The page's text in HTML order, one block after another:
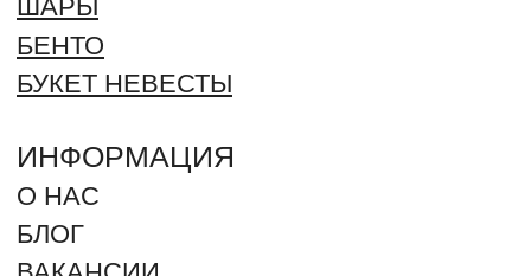
+7 (961) 942-42-42
СОГЛАСИЕ ОБРАБОТКИ
ПЕРСОНАЛЬНЫХ ДАННЫХ
ОФЕРТА